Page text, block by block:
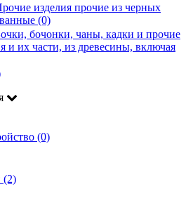
изделия прочие из черных
(0)
бочонки, чаны, кадки и прочие
и их части, из древесины, включая
(0)
(2)